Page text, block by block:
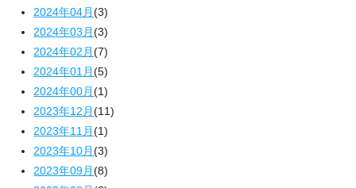
2024年04月(3)
2024年03月(3)
2024年02月(7)
2024年01月(5)
2024年00月(1)
2023年12月(11)
2023年11月(1)
2023年10月(3)
2023年09月(8)